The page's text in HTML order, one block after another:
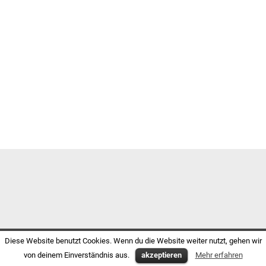
Diese Website benutzt Cookies. Wenn du die Website weiter nutzt, gehen wir
von deinem Einverständnis aus.
akzeptieren Mehr erfahren